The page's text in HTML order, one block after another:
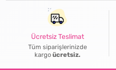
Ücretsiz Teslimat
Tüm siparişlerinizde
kargo ücretsiz.